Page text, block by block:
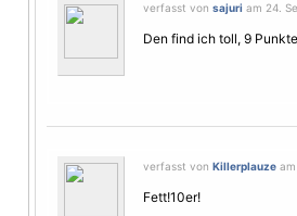
verfasst von sajuri am 24.
Den find ich toll, 9
verfasst von Killerplauze
Fett!10er!